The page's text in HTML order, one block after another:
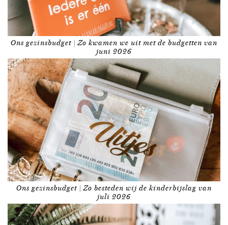
Ons gezinsbudget | Zo kwamen we uit met de budgetten van
juni 2026
Ons gezinsbudget | Zo besteden wij de kinderbijslag van
juli 2026